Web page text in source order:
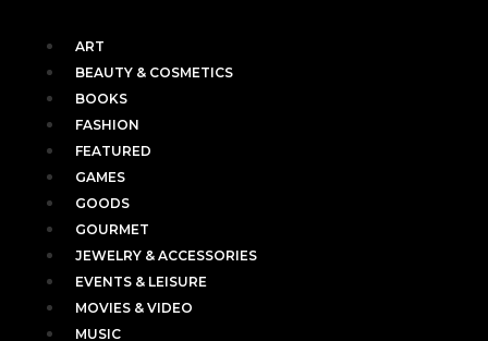
ART
BEAUTY & COSMETICS
BOOKS
FASHION
FEATURED
GAMES
GOODS
GOURMET
JEWELRY & ACCESSORIES
EVENTS & LEISURE
MOVIES & VIDEO
MUSIC